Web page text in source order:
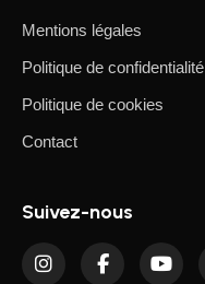
Mentions légales
Politique de confidentialité
Politique de cookies
Contact
Suivez-nous